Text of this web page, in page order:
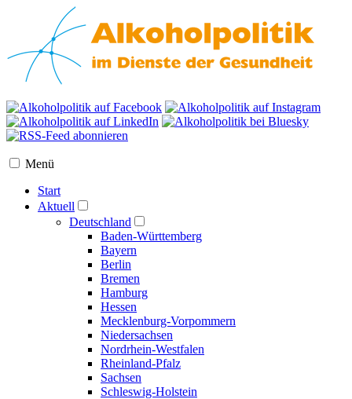
Menü
Start
Aktuell
Deutschland
Baden-Württemberg
Bayern
Berlin
Bremen
Hamburg
Hessen
Mecklenburg-Vorpommern
Niedersachsen
Nordrhein-Westfalen
Rheinland-Pfalz
Sachsen
Schleswig-Holstein